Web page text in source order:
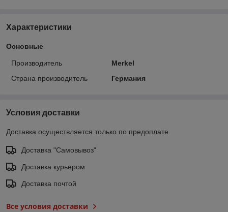
Характеристики
Основные
Производитель
Merkel
Страна производитель
Германия
Условия доставки
Доставка осуществляется только по предоплате.
Доставка "Самовывоз"
Доставка курьером
Доставка почтой
Все условия доставки